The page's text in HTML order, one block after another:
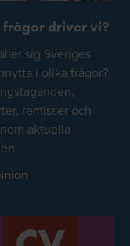
driver vi?
sig Sveriges
i olika frågor?
remisser och
aktuella